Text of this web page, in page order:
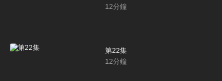
12分鐘
第22集
12分鐘